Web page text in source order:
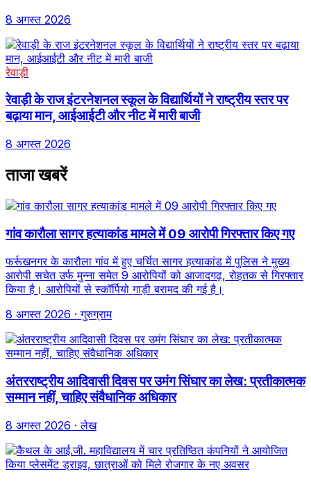
8 अगस्त 2026
रेवाड़ी
रेवाड़ी के राज इंटरनेशनल स्कूल के विद्यार्थियों ने राष्ट्रीय स्तर पर
बढ़ाया मान, आईआईटी और नीट में मारी बाजी
8 अगस्त 2026
ताजा खबरें
गांव कारौला सागर हत्याकांड मामले में 09 आरोपी गिरफ्तार किए गए
फर्रूखनगर के कारौला गांव में हुए चर्चित सागर हत्याकांड में पुलिस ने मुख्य
आरोपी सचेत उर्फ मुन्ना समेत 9 आरोपियों को आजादगढ़, रोहतक से गिरफ्तार
किया है। आरोपियों से स्कॉर्पियो गाड़ी बरामद की गई है।
8 अगस्त 2026 · गुरुग्राम
अंतरराष्ट्रीय आदिवासी दिवस पर उमंग सिंघार का लेख: प्रतीकात्मक
सम्मान नहीं, चाहिए संवैधानिक अधिकार
8 अगस्त 2026 · लेख